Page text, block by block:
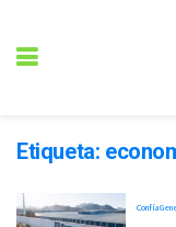
Etiqueta:
Confía